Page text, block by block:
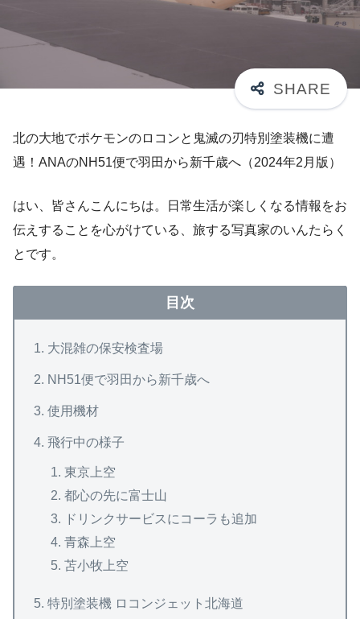
北の大地でポケモンのロコンと鬼滅の刃特別塗装機に遭
遇！ANAのNH51便で羽田から新千歳へ（2024年2月版）
はい、皆さんこんにちは。日常生活が楽しくなる情報をお
伝えすることを心がけている、旅する写真家のいんたらく
とです。
目次
大混雑の保安検査場
NH51便で羽田から新千歳へ
使用機材
飛行中の様子
東京上空
都心の先に富士山
ドリンクサービスにコーラも追加
青森上空
苫小牧上空
特別塗装機 ロコンジェット北海道